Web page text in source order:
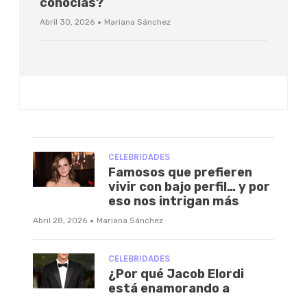
Abril 30, 2026 · Mariana Sánchez
CELEBRIDADES
Famosos que prefieren
vivir con bajo perfil… y por
eso nos intrigan más
Abril 28, 2026 · Mariana Sánchez
CELEBRIDADES
¿Por qué Jacob Elordi
está enamorando a